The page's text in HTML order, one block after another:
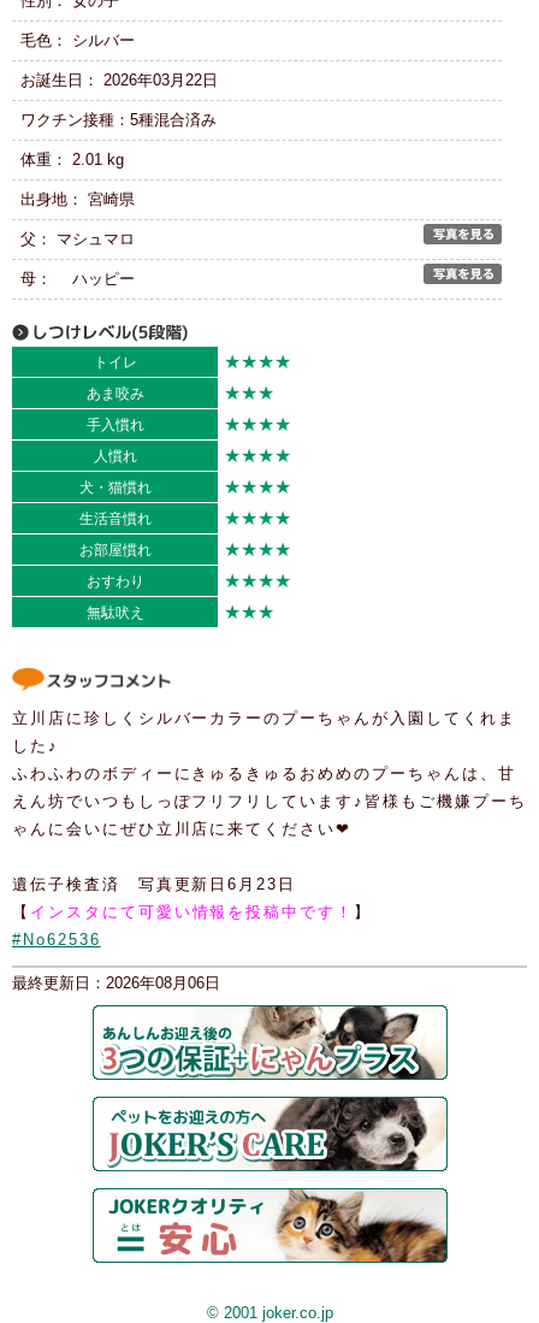
毛色： シルバー
お誕生日： 2026年03月22日
ワクチン接種：5種混合済み
体重： 2.01 kg
出身地： 宮崎県
父： マシュマロ
母： ハッピー
トイレ ★★★★
あま咬み ★★★
手入慣れ ★★★★
人慣れ ★★★★
犬・猫慣れ ★★★★
生活音慣れ ★★★★
お部屋慣れ ★★★★
おすわり ★★★★
無駄吠え ★★★
立川店に珍しくシルバーカラーのプーちゃんが入園してくれま
した♪
ふわふわのボディーにきゅるきゅるおめめのプーちゃんは、甘
えん坊でいつもしっぽフリフリしています♪皆様もご機嫌プーち
ゃんに会いにぜひ立川店に来てください❤
遺伝子検査済 写真更新日6月23日
【 インスタにて可愛い情報を投稿中です！ 】
#No62536
最終更新日：2026年08月06日
© 2001 joker.co.jp